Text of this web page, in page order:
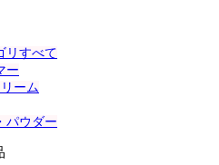
リすべて
ー
ーム
パウダー